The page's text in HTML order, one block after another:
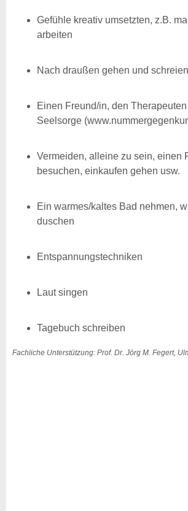
Gefühle kreativ umsetzten, z.B.
arbeiten
Nach draußen gehen und schreien
Einen Freund/in, den
Seelsorge
Vermeiden, alleine zu sein, einen
besuchen, einkaufen gehen usw.
Ein warmes/kaltes Bad nehmen,
duschen
Entspannungstechniken
Laut singen
Tagebuch schreiben
Fachliche Unterstützung: Prof. Dr. Jörg M. Fegert,